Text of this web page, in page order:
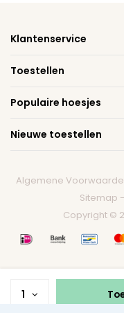
Klantenservice
Toestellen
Populaire hoesjes
Nieuwe toestellen
Algemene
Sitemap -
Copyright ©
1